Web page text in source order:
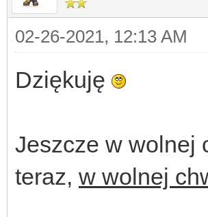
02-26-2021, 12:13 AM
Dziękuję
Jeszcze w wolnej
teraz, w wolnej